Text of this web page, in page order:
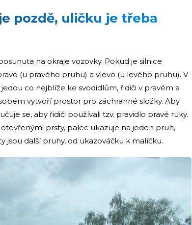
pozdě, uličku je třeba
na okraje vozovky. Pokud je silnice
(u pravého pruhu) a vlevo (u levého pruhu). V
co nejblíže ke svodidlům, řidiči v pravém a
vytvoří prostor pro záchranné složky. Aby
se, aby řidiči používali tzv. pravidlo pravé ruky.
prsty, palec ukazuje na jeden pruh,
jsou další pruhy, od ukazováčku k malíčku.